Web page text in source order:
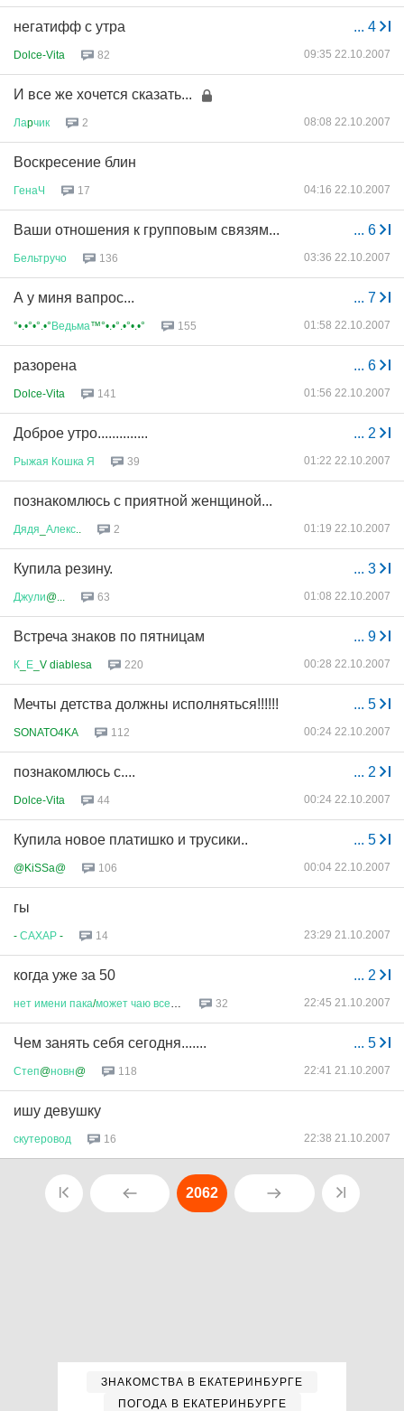
... 4
негатифф с утра
Dolce-Vita 82 09:35 22.10.2007
И все же хочется сказать...
Лаpчик 2 08:08 22.10.2007
Воскресение блин
ГенаЧ 17 04:16 22.10.2007
... 6
Ваши отношения к групповым связям...
Бельтручо 136 03:36 22.10.2007
... 7
А у миня вапрос...
°•.•°•°.•°Ведьма™°•.•°.•°•.•° 155 01:58 22.10.2007
... 6
разорена
Dolce-Vita 141 01:56 22.10.2007
... 2
Доброе утро..............
Рыжая Кошка Я 39 01:22 22.10.2007
познакомлюсь с приятной женщиной...
Дядя Алекс 2 01:19 22.10.2007
... 3
Купила резину.
Джули@... 63 01:08 22.10.2007
... 9
Встреча знаков по пятницам
К Е _V diablesa 220 00:28 22.10.2007
... 5
Мечты детства должны исполняться!!!!!!
SONATO4KA 112 00:24 22.10.2007
... 2
познакомлюсь с....
Dolce-Vita 44 00:24 22.10.2007
... 5
Купила новое платишко и трусики..
@KiSSa@ 106 00:04 22.10.2007
гы
- САХАР - 14 23:29 21.10.2007
... 2
когда уже за 50
нет имени пака/может чаю все 32 22:45 21.10.2007
... 5
Чем занять себя сегодня.......
Степ@новн@ 118 22:41 21.10.2007
ишу девушку
скутеровод 16 22:38 21.10.2007
2062
ЗНАКОМСТВА В ЕКАТЕРИНБУРГЕ
ПОГОДА В ЕКАТЕРИНБУРГЕ